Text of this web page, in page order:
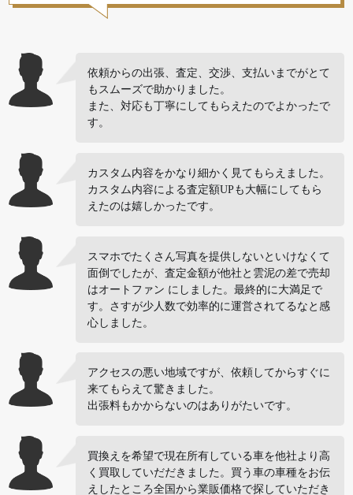
依頼からの出張、査定、交渉、支払いまでがとて
もスムーズで助かりました。
また、対応も丁寧にしてもらえたのでよかったで
す。
カスタム内容をかなり細かく見てもらえました。
カスタム内容による査定額UPも大幅にしてもら
えたのは嬉しかったです。
スマホでたくさん写真を提供しないといけなくて
面倒でしたが、査定金額が他社と雲泥の差で売却
はオートファン にしました。最終的に大満足で
す。さすが少人数で効率的に運営されてるなと感
心しました。
アクセスの悪い地域ですが、依頼してからすぐに
来てもらえて驚きました。
出張料もかからないのはありがたいです。
買換えを希望で現在所有している車を他社より高
く買取していだだきました。買う車の車種をお伝
えしたところ全国から業販価格で探していただき